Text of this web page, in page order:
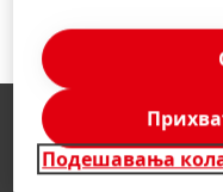
Подешавања